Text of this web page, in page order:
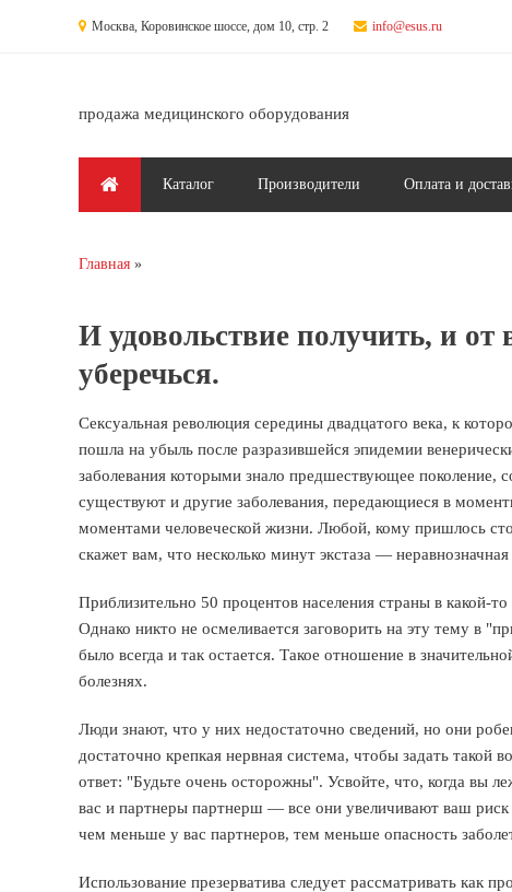
Москва, Коровинское шоссе, дом 10, стр. 2 info@esus.ru
продажа медицинского оборудования
Главное менюКаталог Производители Оплата и
Вы здесь
Главная
И удовольствие получить, и от
уберечься.
Сексуальная революция середины двадцатого века, к
пошла на убыль после разразившейся эпидемии
заболевания которыми знало предшествующее поколение,
существуют и другие заболевания, передающиеся в
моментами человеческой жизни. Любой, кому пришлось
скажет вам, что несколько минут экстаза — неравнозначная
Приблизительно 50 процентов населения страны в какой-
Однако никто не осмеливается заговорить на эту тему в
было всегда и так остается. Такое отношение в
болезнях.
Люди знают, что у них недостаточно сведений, но они
достаточно крепкая нервная система, чтобы задать такой
ответ: "Будьте очень осторожны". Усвойте, что, когда вы
вас и партнеры партнерш — все они увеличивают ваш риск
чем меньше у вас партнеров, тем меньше опасность
Использование презерватива следует рассматривать как